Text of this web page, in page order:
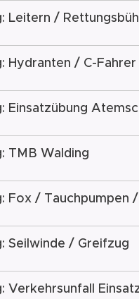
Leitern /
Hydranten / C-Fahrer
Einsatzübung
TMB Walding
Fox / Tauchpumpen
Seilwinde / Greifzug
Verkehrsunfall